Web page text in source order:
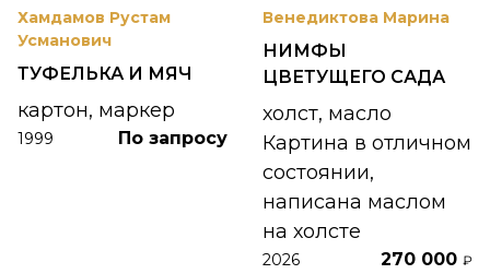
Хамдамов Рустам
Усманович
ТУФЕЛЬКА И МЯЧ
картон, маркер
1999 По запросу
Венедиктова Марина
НИМФЫ
ЦВЕТУЩЕГО САДА
холст, масло
Картина в отличном
состоянии,
написана маслом
на холсте
2026 270 000 ₽